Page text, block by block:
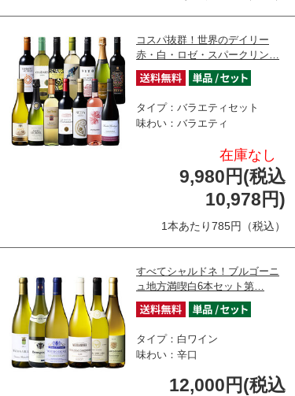
コスパ抜群！世界のデイリー
赤・白・ロゼ・スパークリン…
タイプ：バラエティセット
味わい：バラエティ
在庫なし
9,980円(税込
10,978円)
1本あたり785円（税込）
すべてシャルドネ！ブルゴーニ
ュ地方満喫白6本セット第…
タイプ：白ワイン
味わい：辛口
12,000円(税込